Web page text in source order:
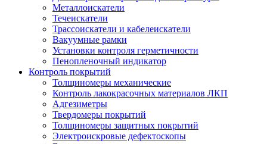
Металлоискатели
Течеискатели
Трассоискатели и кабелеискатели
Вакуумные рамки
Установки контроля герметичности
Пенопленочный индикатор
Контроль покрытий
Толщиномеры механические
Контроль лакокрасочных материалов ЛКП
Адгезиметры
Твердомеры покрытий
Толщиномеры защитных покрытий
Электроискровые дефектоскопы